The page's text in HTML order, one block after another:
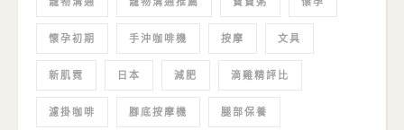
懷孕初期 手沖咖啡機 按摩 文具
新肌霓 日本 減肥 滴雞精評比
濾掛咖啡 腳底按摩機 腿部保養